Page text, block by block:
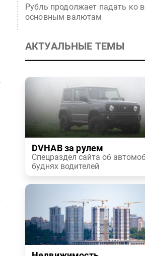
Рубль продолжает падать ко
основным валютам
АКТУАЛЬНЫЕ ТЕМЫ
DVHAB за рулем
Спецраздел сайта об
буднях водителей